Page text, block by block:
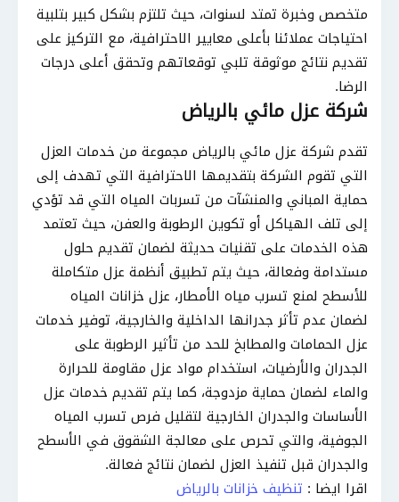
متخصص وخبرة تمتد لسنوات، حيث تلتزم بشكل كبير بتلبية
احتياجات عملائنا بأعلى معايير الاحترافية، مع التركيز على
تقديم نتائج موثوقة تلبي توقعاتهم وتحقق أعلى درجات
الرضا.
شركة عزل مائي بالرياض
تقدم شركة عزل مائي بالرياض مجموعة من خدمات العزل
التي تقوم الشركة بتقديمها الاحترافية التي تهدف إلى
حماية المباني والمنشآت من تسربات المياه التي قد تؤدي
إلى تلف الهياكل أو تكوين الرطوبة والعفن، حيث تعتمد
هذه الخدمات على تقنيات حديثة لضمان تقديم حلول
مستدامة وفعالة، حيث يتم تطبيق أنظمة عزل متكاملة
للأسطح لمنع تسرب مياه الأمطار، عزل خزانات المياه
لضمان عدم تأثر جدرانها الداخلية والخارجية، توفير خدمات
عزل الحمامات والمطابخ للحد من تأثير الرطوبة على
الجدران والأرضيات، استخدام مواد عزل مقاومة للحرارة
والماء لضمان حماية مزدوجة، كما يتم تقديم خدمات عزل
الأساسات والجدران الخارجية لتقليل فرص تسرب المياه
الجوفية، والتي تحرص على معالجة الشقوق في الأسطح
والجدران قبل تنفيذ العزل لضمان نتائج فعالة.
اقرا ايضا : تنظيف خزانات بالرياض